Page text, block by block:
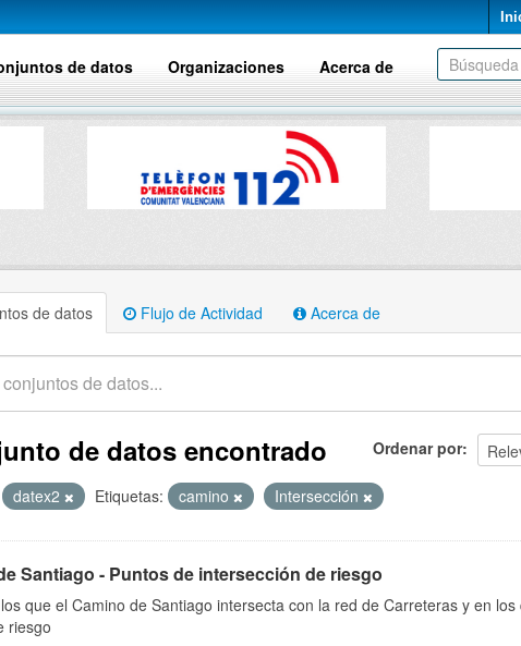
de datos Organizaciones Acerca de
de datos Flujo de Actividad Acerca de
Ordenar por
de datos encontrado
datex2 Etiquetas: camino Intersección
Santiago - Puntos de intersección de riesgo
que el Camino de Santiago intersecta con la red de Carreteras y en
riesgo